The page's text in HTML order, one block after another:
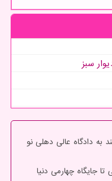
سبز
به دادگاه عالی دهلی نو